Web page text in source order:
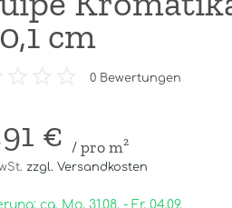
cm
0Bewertungen
€ / pro m²
zzgl. Versandkosten
ca. Mo, 31.08. - Fr, 04.09.